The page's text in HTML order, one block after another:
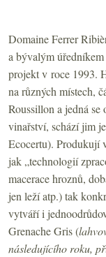
Domaine Ferrer
a bývalým
projekt v roce 1993.
na různých místech,
Roussillon a jedná
vinařství, schází jim
Ecocertu). Produkují
jak „technologií
macerace hroznů,
jen leží atp.) tak
vytváří i
Grenache Gris (
následujícího roku,